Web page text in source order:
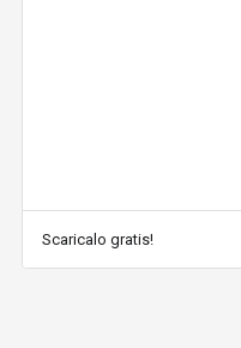
Scaricalo gratis!